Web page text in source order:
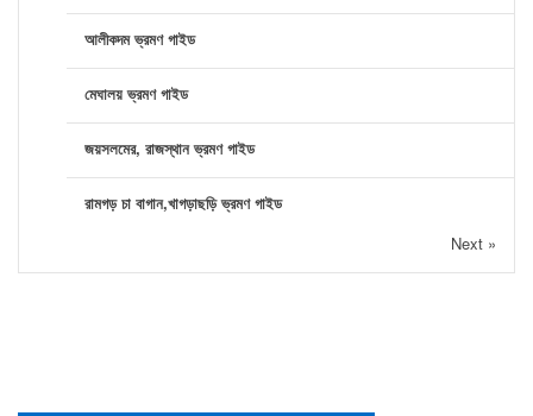
আলীকদম ভ্রমণ গাইড
মেঘালয় ভ্রমণ গাইড
জয়সলমের, রাজস্থান ভ্রমণ গাইড
রামগড় চা বাগান,খাগড়াছড়ি ভ্রমণ গাইড
Next »